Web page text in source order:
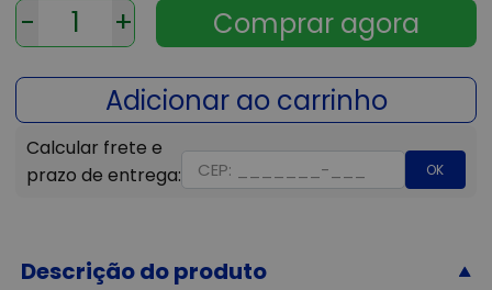
- +
OK
Descrição do produto